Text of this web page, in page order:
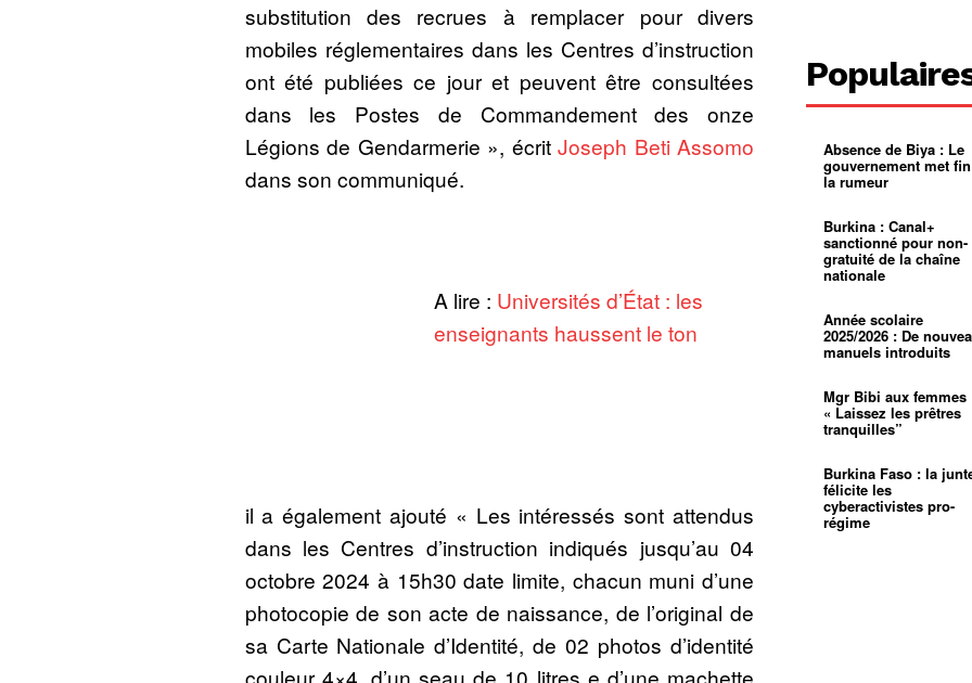
substitution des recrues à remplacer pour divers
mobiles réglementaires dans les Centres d’instruction
ont été publiées ce jour et peuvent être consultées
dans les Postes de Commandement des onze
Légions de Gendarmerie », écritJoseph Beti Assomo
dans son communiqué.
A lire : Universités d’État : les
enseignants haussent le ton
il a également ajouté « Les intéressés sont attendus
dans les Centres d’instruction indiqués jusqu’au 04
octobre 2024 à 15h30 date limite, chacun muni d’une
photocopie de son acte de naissance, de l’original de
sa Carte Nationale d’Identité, de 02 photos d’identité
grandes
pluies
Échec au
Le père
pasteur
L’État
d’or
Croyance
religieuse
Entre
bricolage
mentale
01:12
mettra-t-
au
Absence de Biya : Le
gouvernement met
la rumeur
Burkina : Canal+
sanctionné pour non-
gratuité de la chaîne
nationale
Année scolaire
2025/2026 : De
manuels introduits
Mgr Bibi aux femmes
« Laissez les prêtres
tranquilles”
Burkina Faso : la
félicite les
cyberactivistes pro-
régime